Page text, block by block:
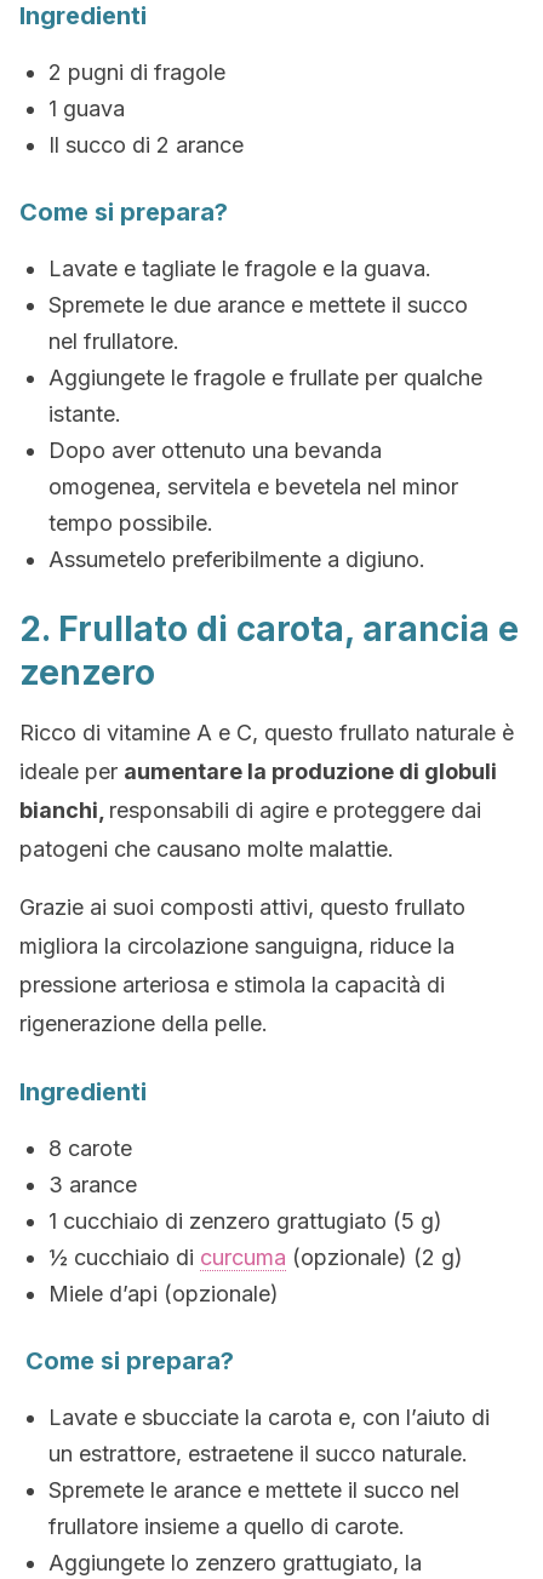
Ingredienti
2 pugni di fragole
1 guava
Il succo di 2 arance
Come si prepara?
Lavate e tagliate le fragole e la guava.
Spremete le due arance e mettete il succo
nel frullatore.
Aggiungete le fragole e frullate per qualche
istante.
Dopo aver ottenuto una bevanda
omogenea, servitela e bevetela nel minor
tempo possibile.
Assumetelo preferibilmente a digiuno.
2. Frullato di carota, arancia e
zenzero
Ricco di vitamine A e C, questo frullato naturale è
ideale per aumentare la produzione di globuli
bianchi, responsabili di agire e proteggere dai
patogeni che causano molte malattie.
Grazie ai suoi composti attivi, questo frullato
migliora la circolazione sanguigna, riduce la
pressione arteriosa e stimola la capacità di
rigenerazione della pelle.
Ingredienti
8 carote
3 arance
1 cucchiaio di zenzero grattugiato (5 g)
½ cucchiaio di curcuma (opzionale) (2 g)
Miele d’api (opzionale)
Come si prepara?
Lavate e sbucciate la carota e, con l’aiuto di
un estrattore, estraetene il succo naturale.
Spremete le arance e mettete il succo nel
frullatore insieme a quello di carote.
Aggiungete lo zenzero grattugiato, la